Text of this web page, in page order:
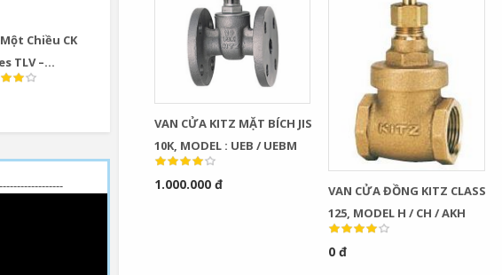
VAN CỬA KITZ MẶT BÍCH JIS
10K, MODEL : UEB / UEBM
1.000.000 đ
VAN CỬA ĐỒNG KITZ CLASS
125, MODEL H / CH / AKH
0 đ
Chiều CK
TLV –...
Bơm Thu Hồi Nước
Ngưng TLV...
0
Van Xả Bypass TLV
BD800 Chính...
0